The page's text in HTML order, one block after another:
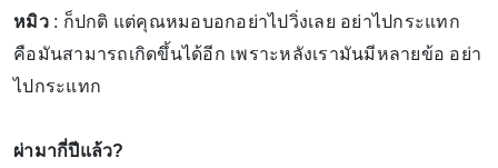
หมิว : ก็ปกติ แต่คุณหมอบอกอย่าไปวิ่งเลย อย่าไปกระแทก
คือมันสามารถเกิดขึ้นได้อีก เพราะหลังเรามันมีหลายข้อ อย่า
ไปกระแทก
ผ่ามากี่ปีแล้ว?